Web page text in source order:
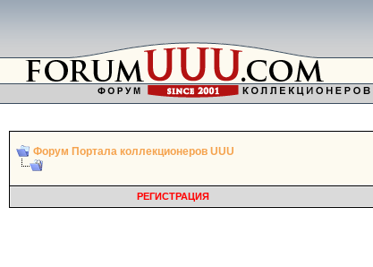
Форум Портала коллекционеров UUU
РЕГИСТРАЦИЯ